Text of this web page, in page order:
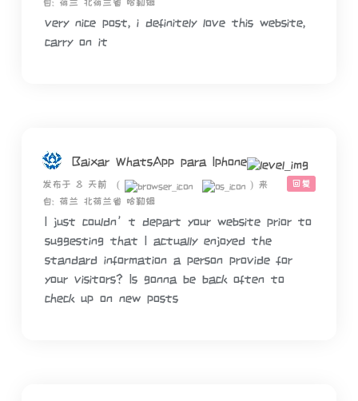
自: 荷兰 北荷兰省 哈勒姆
very nice post, i definitely love this website,
carry on it
Baixar WhatsApp para Iphone
回复
发布于 8 天前 ( ) 来
自: 荷兰 北荷兰省 哈勒姆
I just couldn’t depart your website prior to
suggesting that I actually enjoyed the
standard information a person provide for
your visitors? Is gonna be back often to
check up on new posts